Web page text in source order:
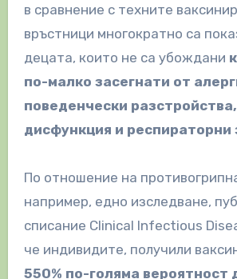
в сравнение с техните
връстници многократно са
децата, които не са убождани
по-малко засегнати от
поведенчески
дисфункция и респираторни
По отношение на
например, едно изследване,
списание Clinical Infectious
че индивидите, получили
550% по-голяма вероятност